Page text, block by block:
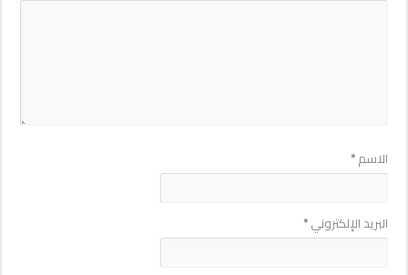
الاسم*
البريد الإلكتروني*